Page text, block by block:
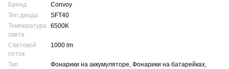
Бренд
Convoy
Тип диода
SFT40
Температура
света
6500K
Световой
поток
1000 lm
Тип
Фонарики на аккумуляторе, Фонарики на батарейках,